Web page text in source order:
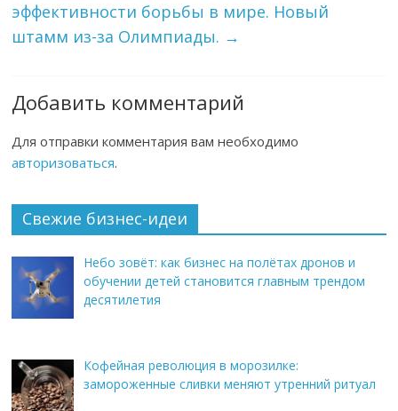
эффективности борьбы в мире. Новый
штамм из-за Олимпиады. →
Добавить комментарий
Для отправки комментария вам необходимо
авторизоваться.
Свежие бизнес-идеи
Небо зовёт: как бизнес на полётах дронов и
обучении детей становится главным трендом
десятилетия
Кофейная революция в морозилке:
замороженные сливки меняют утренний ритуал